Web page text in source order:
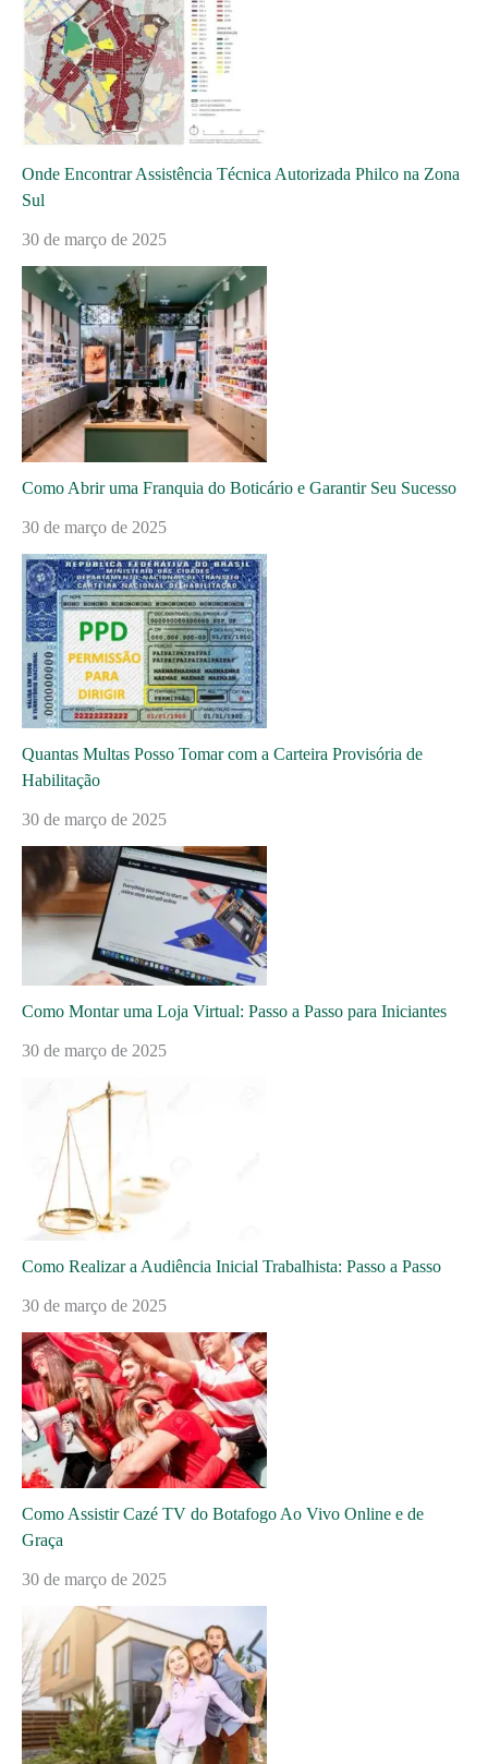
Onde Encontrar Assistência Técnica Autorizada Philco na Zona
Sul
30 de março de 2025
Como Abrir uma Franquia do Boticário e Garantir Seu Sucesso
30 de março de 2025
Quantas Multas Posso Tomar com a Carteira Provisória de
Habilitação
30 de março de 2025
Como Montar uma Loja Virtual: Passo a Passo para Iniciantes
30 de março de 2025
Como Realizar a Audiência Inicial Trabalhista: Passo a Passo
30 de março de 2025
Como Assistir Cazé TV do Botafogo Ao Vivo Online e de
Graça
30 de março de 2025